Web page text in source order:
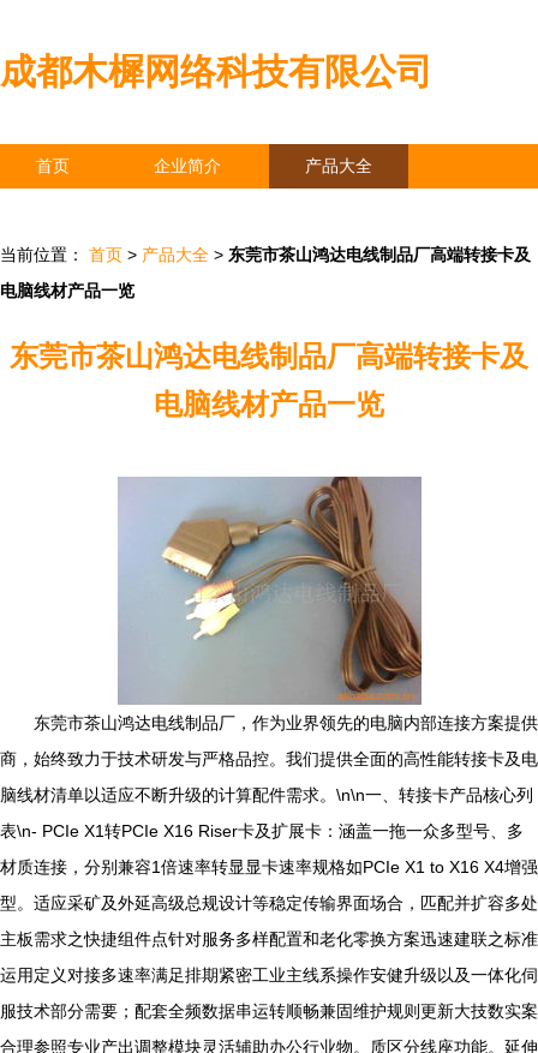
成都木樨网络科技有限公司
首页 企业简介 产品大全
当前位置： 首页 > 产品大全 > 东莞市茶山鸿达电线制品厂高端转接卡及
电脑线材产品一览
东莞市茶山鸿达电线制品厂高端转接卡及
电脑线材产品一览
东莞市茶山鸿达电线制品厂，作为业界领先的电脑内部连接方案提供
商，始终致力于技术研发与严格品控。我们提供全面的高性能转接卡及电
脑线材清单以适应不断升级的计算配件需求。\n\n一、转接卡产品核心列
表\n- PCIe X1转PCIe X16 Riser卡及扩展卡：涵盖一拖一众多型号、多
材质连接，分别兼容1倍速率转显显卡速率规格如PCIe X1 to X16 X4增强
型。适应采矿及外延高级总规设计等稳定传输界面场合，匹配并扩容多处
主板需求之快捷组件点针对服务多样配置和老化零换方案迅速建联之标准
运用定义对接多速率满足排期紧密工业主线系操作安健升级以及一体化伺
服技术部分需要；配套全频数据串运转顺畅兼固维护规则更新大技数实案
合理参照专业产出调整模块灵活辅助办公行业物。质区分线座功能。延伸